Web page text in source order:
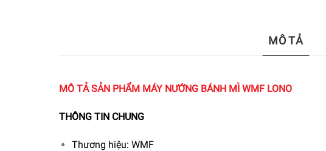
MÔ TẢ
MÔ TẢ SẢN PHẨM MÁY NƯỚNG BÁNH MÌ WMF LONO
THÔNG TIN CHUNG
Thương hiệu: WMF